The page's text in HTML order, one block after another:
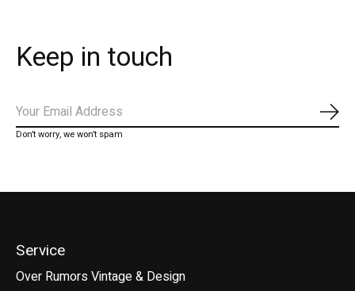
Keep in touch
Don’t worry, we won’t spam
Service
Over Rumors Vintage & Design